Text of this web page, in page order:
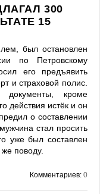
300
15
был остановлен
по Петровскому
его предъявить
и страховой полис.
документы, кроме
действия истёк и он
о составлении
стал просить
уже был составлен
поводу.
Комментариев: 0